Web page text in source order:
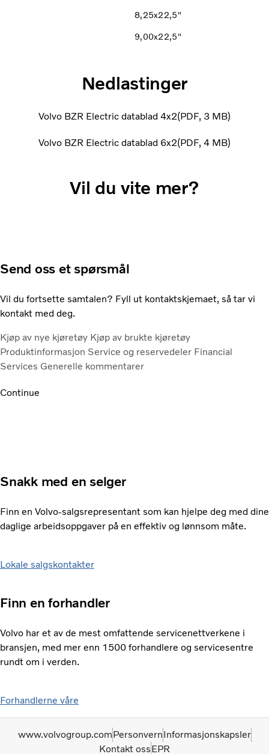
8,25x22,5"
9,00x22,5"
Nedlastinger
Volvo BZR Electric datablad 4x2 PDF 3 MB
Volvo BZR Electric datablad 6x2 PDF 4 MB
Vil du vite mer?
Send oss et spørsmål
Vil du fortsette samtalen? Fyll ut kontaktskjemaet, så tar vi
kontakt med deg.
Kjøp av nye kjøretøy Kjøp av brukte kjøretøy
Produktinformasjon Service og reservedeler Financial
Services Generelle kommentarer
Continue
Snakk med en selger
Finn en Volvo-salgsrepresentant som kan hjelpe deg med dine
daglige arbeidsoppgaver på en effektiv og lønnsom måte.
Lokale salgskontakter
Finn en forhandler
Volvo har et av de mest omfattende servicenettverkene i
bransjen, med mer enn 1500 forhandlere og servicesentre
rundt om i verden.
Forhandlerne våre
www.volvogroup.comPersonvernInformasjonskapsler
Kontakt ossEPR